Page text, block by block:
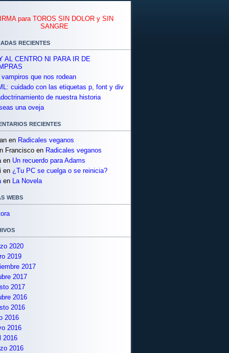
para TOROS SIN DOLOR y SIN
SANGRE
recientes
AL CENTRO NI PARA IR DE
que nos rodean
cuidado con las etiquetas p, font y div
de nuestra historia
una oveja
recientes
en Radicales veganos
Francisco en Radicales veganos
en Un recuerdo para Adams
en ¿Tu PC se cuelga o se reinicia?
en La Novela
webs
2020
2019
2017
2017
2017
2016
2016
2016
2016
2016
2016